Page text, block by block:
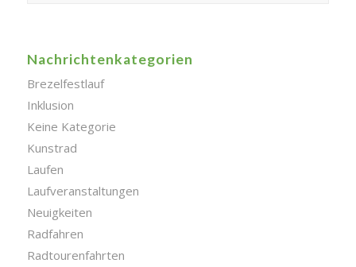
Nachrichtenkategorien
Brezelfestlauf
Inklusion
Keine Kategorie
Kunstrad
Laufen
Laufveranstaltungen
Neuigkeiten
Radfahren
Radtourenfahrten